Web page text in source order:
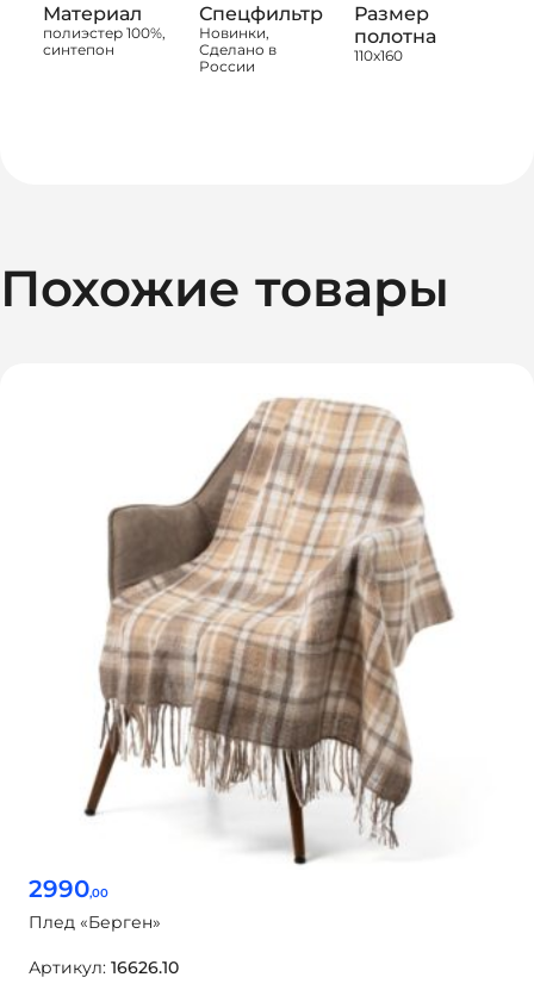
Материал
полиэстер 100%,
синтепон
Спецфильтр
Новинки,
Сделано в
России
Размер
полотна
110x160
Похожие товары
2990,00
Плед «Берген»
Артикул: 16626.10